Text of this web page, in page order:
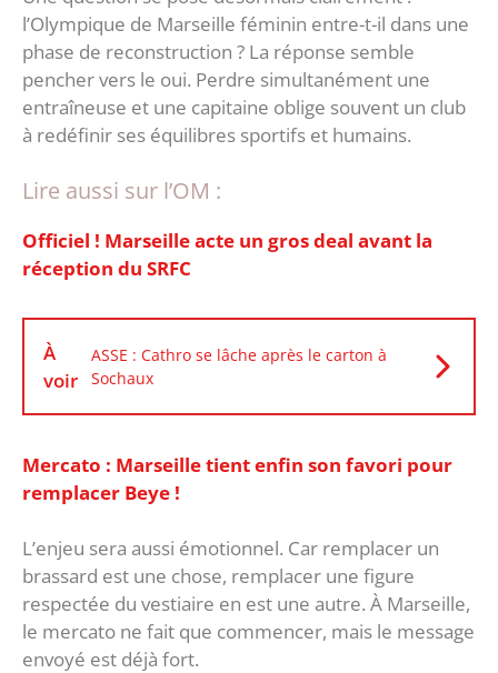
l’Olympique de Marseille féminin entre-t-il dans une
phase de reconstruction ? La réponse semble
pencher vers le oui. Perdre simultanément une
entraîneuse et une capitaine oblige souvent un club
à redéfinir ses équilibres sportifs et humains.
Lire aussi sur l’OM :
Officiel ! Marseille acte un gros deal avant la
réception du SRFC
À
voir
ASSE : Cathro se lâche après le carton à
Sochaux
Mercato : Marseille tient enfin son favori pour
remplacer Beye !
‎L’enjeu sera aussi émotionnel. Car remplacer un
brassard est une chose, remplacer une figure
respectée du vestiaire en est une autre. À Marseille,
le mercato ne fait que commencer, mais le message
envoyé est déjà fort.